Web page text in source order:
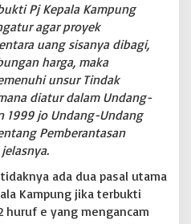
Pj Kepala Kampung
agar proyek
uang sisanya dibagi,
harga, maka
unsur Tindak
diatur dalam Undang-
1999 jo Undang-Undang
Pemberantasan
ada dua pasal utama
Kampung jika terbukti
huruf e yang mengancam